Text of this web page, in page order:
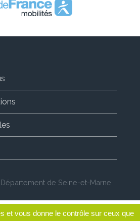
de Seine-et-Marne
et vous donne le contrôle sur ceux que